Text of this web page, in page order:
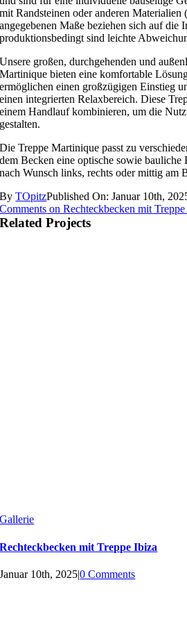
mit Randsteinen oder anderen
angegebenen Maße beziehen sich auf die
produktionsbedingt sind leichte
Unsere großen, durchgehenden und
Martinique bieten eine komfortable
ermöglichen einen großzügigen Einstieg
einen integrierten Relaxbereich. Diese
einem Handlauf kombinieren, um die
gestalten.
Die Treppe Martinique passt zu
dem Becken eine optische sowie
nach Wunsch links, rechts oder mittig am
ByTOpitzPublished On: Januar 10th,
Comments on Rechteckbecken mit
Related Projects
Gallerie
Rechteckbecken mit Treppe Ibiza
Januar 10th, 2025|0 Comments